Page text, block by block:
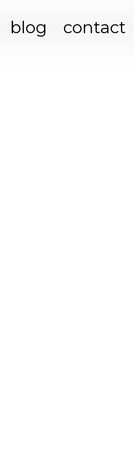
blog contact